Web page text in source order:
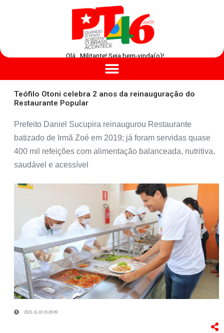
Olá , Militante! Seja bem-vinda(o)!
Teófilo Otoni celebra 2 anos da reinauguração do
Restaurante Popular
Prefeito Daniel Sucupira reinaugurou Restaurante
batizado de Irmã Zoé em 2019; já foram servidas quase
400 mil refeições com alimentação balanceada, nutritiva,
saudável e acessível
2021-11-10 15:26:09